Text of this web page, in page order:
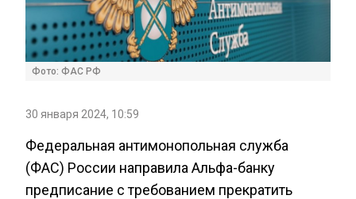
Фото: ФАС РФ
30 января 2024, 10:59
Федеральная антимонопольная служба
(ФАС) России направила Альфа-банку
предписание с требованием прекратить